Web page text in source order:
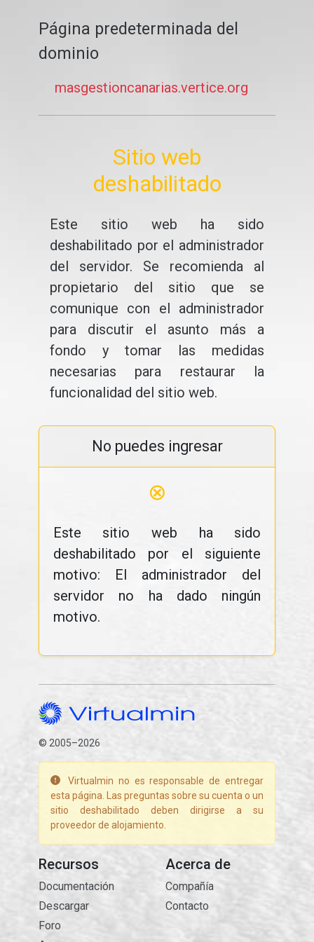
Página predeterminada del
dominio
masgestioncanarias.vertice.org
Sitio web
deshabilitado
Este sitio web ha sido
deshabilitado por el administrador
del servidor. Se recomienda al
propietario del sitio que se
comunique con el administrador
para discutir el asunto más a
fondo y tomar las medidas
necesarias para restaurar la
funcionalidad del sitio web.
No puedes ingresar
⊗
Este sitio web ha sido
deshabilitado por el siguiente
motivo: El administrador del
servidor no ha dado ningún
motivo.
© 2005–2026
Virtualmin no es responsable de entregar
esta página. Las preguntas sobre su cuenta o un
sitio deshabilitado deben dirigirse a su
proveedor de alojamiento.
Recursos
Documentación
Descargar
Foro
Acerca de
Compañía
Contacto